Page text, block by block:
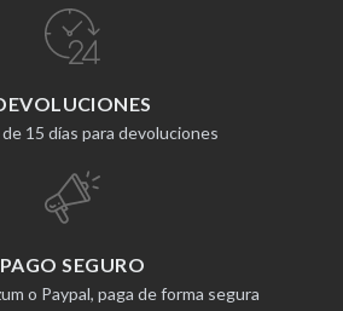
15 días para devoluciones
PAGO SEGURO
o Paypal, paga de forma segura